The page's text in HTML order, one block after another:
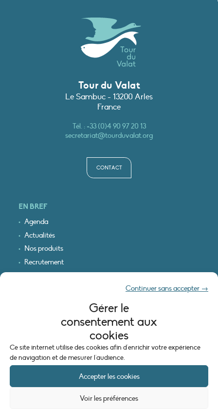
Gérer le
consentement aux
cookies
Ce site internet utilise des cookies afin d'enrichir votre expérience
de navigation et de mesurer l'audience.
Accepter les cookies
Continuer sans accepter →
Voir les préférences
Tour du Valat
Le Sambuc - 13200 Arles
France
Tél. :+33 (0)4 90 97 20 13
secretariat@tourduvalat.org
CONTACT
EN BREF
Agenda
Actualités
Nos produits
Recrutement
INFORMATIONS LÉGALES
Mentions légales
Politique de cookies (UE)